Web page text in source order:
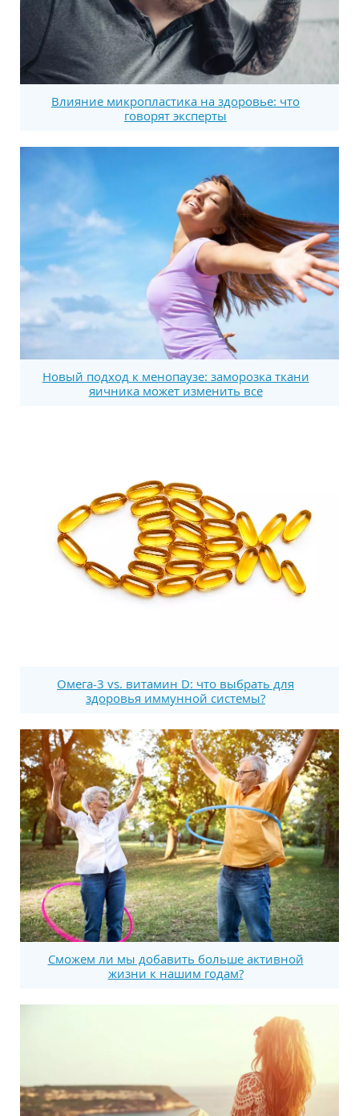
Влияние микропластика на здоровье: что
говорят эксперты
Новый подход к менопаузе: заморозка ткани
яичника может изменить все
Омега-3 vs. витамин D: что выбрать для
здоровья иммунной системы?
Сможем ли мы добавить больше активной
жизни к нашим годам?